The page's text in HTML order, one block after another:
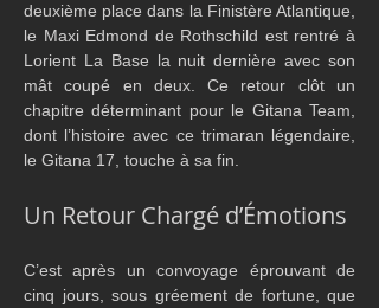
deuxième place dans la Finistère Atlantique,
le Maxi Edmond de Rothschild est rentré à
Lorient La Base la nuit dernière avec son
mât coupé en deux. Ce retour clôt un
chapitre déterminant pour le Gitana Team,
dont l’histoire avec ce trimaran légendaire,
le Gitana 17, touche à sa fin.
Un Retour Chargé d’Émotions
C’est après un convoyage éprouvant de
cinq jours, sous gréement de fortune, que